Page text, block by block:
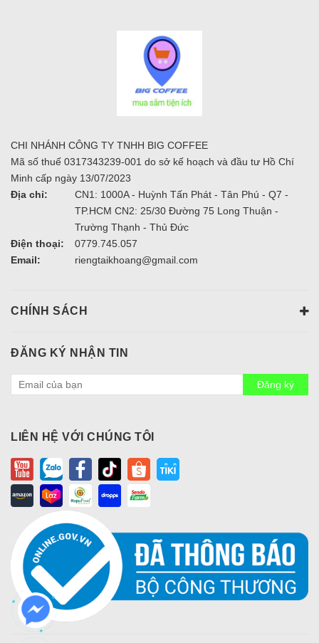
CHI NHÁNH CÔNG TY TNHH BIG COFFEE
Mã số thuế 0317343239-001 do sở kế hoạch và đầu tư Hồ Chí
Minh cấp ngày 13/07/2023
Địa chỉ:
CN1: 1000A - Huỳnh Tấn Phát - Tân Phú - Q7 -
TP.HCM CN2: 25/30 Đường 75 Long Thuận -
Trường Thạnh - Thủ Đức
Điện thoại:
0779.745.057
Email:
riengtaikhoang@gmail.com
CHÍNH SÁCH
ĐĂNG KÝ NHẬN TIN
Đăng ký
LIÊN HỆ VỚI CHÚNG TÔI